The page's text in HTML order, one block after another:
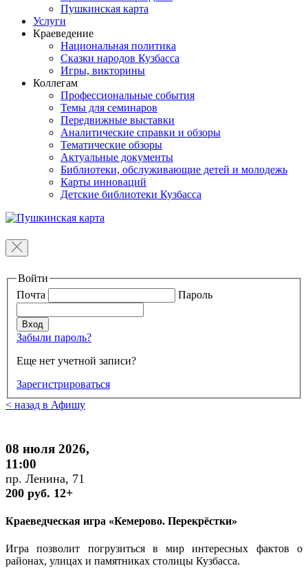
Пушкинская карта
Услуги
Краеведение
Национальная политика
Сказки народов Кузбасса
Игры, викторины
Коллегам
Профессиональные события
Темы для семинаров
Передвижные выставки
Аналитические справки и обзоры
Тематические обзоры
Актуальные документы
Библиотеки, обслуживающие детей и молодежь
Карты инноваций
Детские библиотеки Кузбасса
Войти
Почта
Пароль
Забыли пароль?
Еще нет учетной записи?
Зарегистрироваться
< назад в Афишу
08 июля 2026,
11:00
пр. Ленина, 71
200 руб. 12+
Краеведческая игра «Кемерово. Перекрёстки»
Игра позволит погрузиться в мир интересных фактов о
районах, улицах и памятниках столицы Кузбасса.